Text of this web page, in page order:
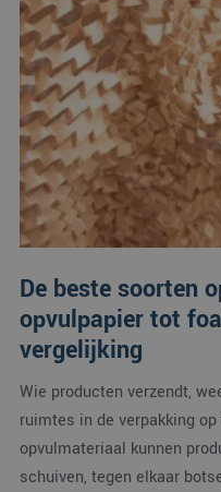
De beste soorten
opvulpapier tot
vergelijking
Wie producten verzendt,
ruimtes in de verpakking
opvulmateriaal kunnen
schuiven, tegen elkaar